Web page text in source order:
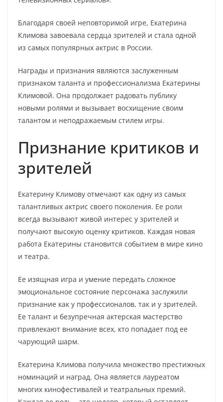
Благодаря своей неповторимой игре, Екатерина
Климова завоевала сердца зрителей и стала одной
из самых популярных актрис в России.
Награды и признания являются заслуженным
признаком таланта и профессионализма Екатерины
Климовой. Она продолжает радовать публику
новыми ролями и вызывает восхищение своим
талантом и неподражаемым стилем игры.
Признание критиков и
зрителей
Екатерину Климову отмечают как одну из самых
талантливых актрис своего поколения. Ее роли
всегда вызывают живой интерес у зрителей и
получают высокую оценку критиков. Каждая новая
работа Екатерины становится событием в мире кино
и театра.
Ее изящная игра и умение передать сложное
эмоциональное состояние персонажа заслужили
признание как у профессионалов, так и у зрителей.
Ее талант и безупречная актерская мастерство
привлекают внимание всех, кто попадает под ее
чарующий шарм.
Екатерина Климова получила множество престижных
номинаций и наград. Она является лауреатом
многих кинофестивалей и театральных премий.